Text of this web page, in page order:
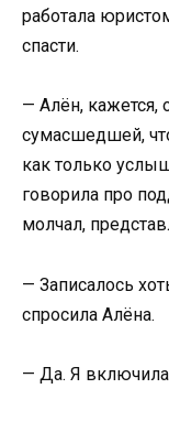
работала
спасти.
— Алён, кажется,
сумасшедшей,
как только
говорила про
молчал,
— Записалось
спросила Алёна.
— Да. Я